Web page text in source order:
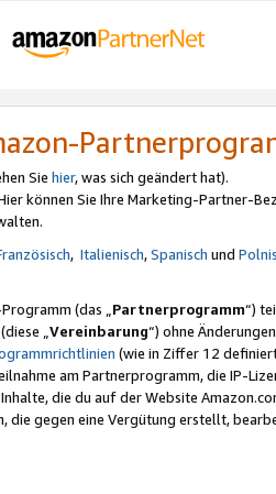
Sie hier, was sich geändert hat).
können Sie Ihre Marketing-Partner-
, Italienisch,Spanisch und
(das „Partnerprogramm“)
„Vereinbarung“) ohne
(wie in Ziffer 12
am Partnerprogramm, die IP-
die du auf der Website
die gegen eine Vergütung erstellt,